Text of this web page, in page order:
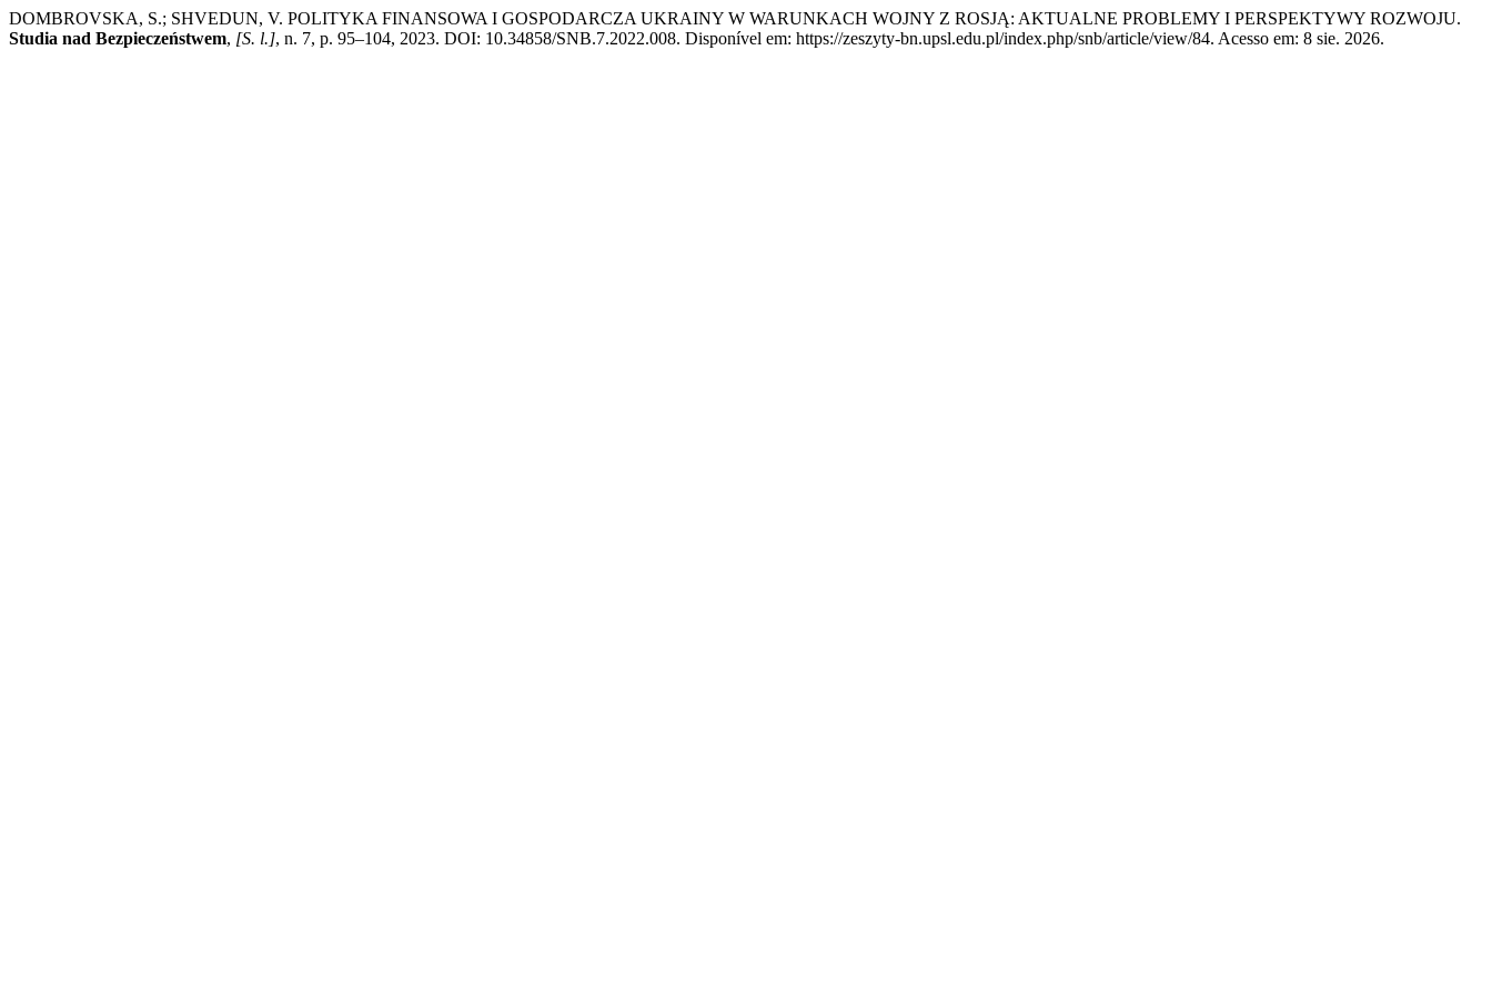
DOMBROVSKA, S.; SHVEDUN, V. POLITYKA FINANSOWA I GOSPODARCZA UKRAINY W WARUNKACH WOJNY Z ROSJĄ: AKTUALNE PROBLEMY I PERSPEKTYWY ROZWOJU.
Studia nad Bezpieczeństwem, [S. l.], n. 7, p. 95–104, 2023. DOI: 10.34858/SNB.7.2022.008. Disponível em: https://zeszyty-bn.upsl.edu.pl/index.php/snb/article/view/84. Acesso em: 8 sie. 2026.